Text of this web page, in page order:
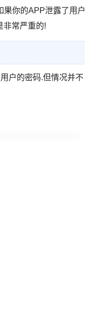
果你的APP泄露了用户
非常严重的!
户的密码.但情况并不